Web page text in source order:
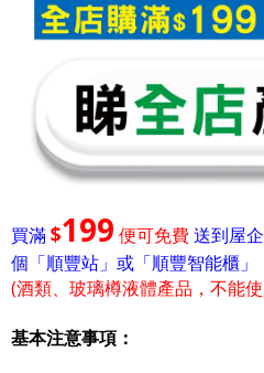
買滿$199 便可免費送到屋
個「順豐站」或「順豐智能櫃」
(酒類、玻璃樽液體產品，不能
基本注意事項：